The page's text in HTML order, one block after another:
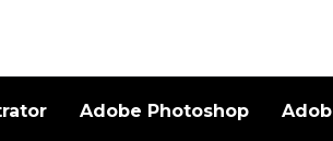
Adobe Photoshop